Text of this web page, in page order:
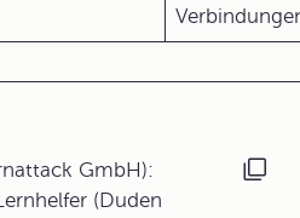
GmbH):
(Duden